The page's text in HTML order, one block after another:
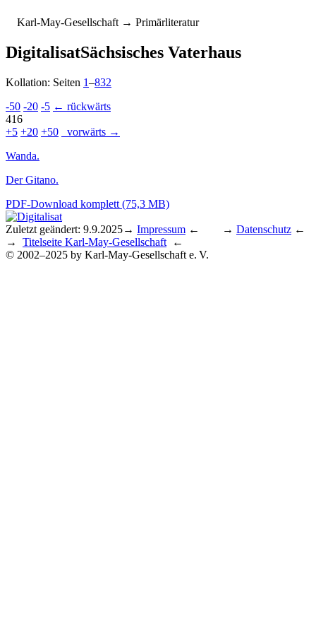
Karl-May-Gesellschaft → Primärliteratur
DigitalisatSächsisches Vaterhaus
Kollation: Seiten 1–832
-50 -20 -5 ← rückwärts
416
+5 +20 +50
vorwärts →
Wanda.
Der Gitano.
PDF-Download komplett (75,3 MB)
Zuletzt geändert: 9.9.2025→ Impressum ← → Datenschutz ←
→ Titelseite Karl-May-Gesellschaft ←
© 2002–2025 by Karl-May-Gesellschaft e. V.